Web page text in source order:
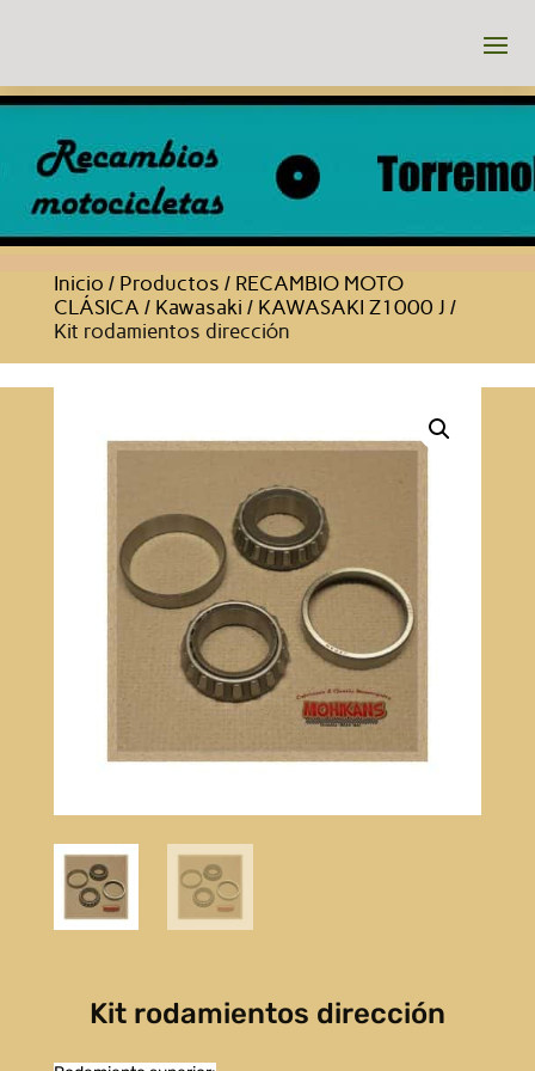
Inicio / Productos / RECAMBIO MOTO
CLÁSICA / Kawasaki / KAWASAKI Z1000 J /
Kit rodamientos dirección
Kit rodamientos dirección